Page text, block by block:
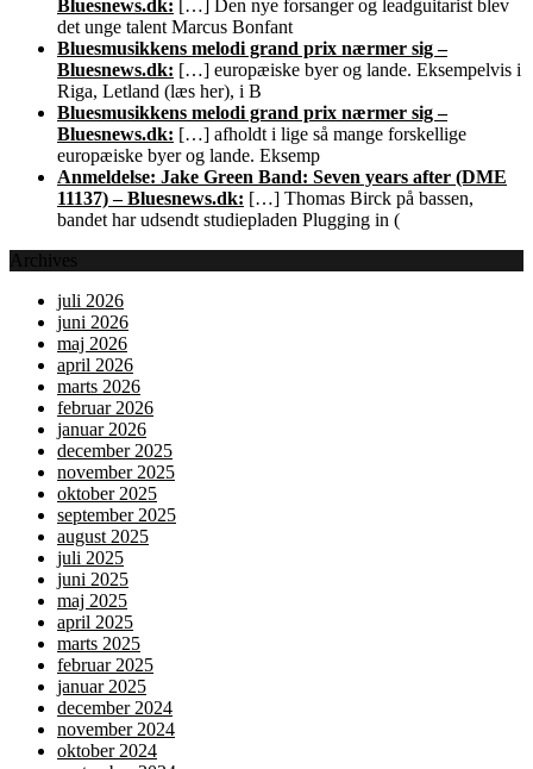
Bluesnews.dk: […] Den nye forsanger og leadguitarist blev
det unge talent Marcus Bonfant
Bluesmusikkens melodi grand prix nærmer sig –
Bluesnews.dk: […] europæiske byer og lande. Eksempelvis i
Riga, Letland (læs her), i B
Bluesmusikkens melodi grand prix nærmer sig –
Bluesnews.dk: […] afholdt i lige så mange forskellige
europæiske byer og lande. Eksemp
Anmeldelse: Jake Green Band: Seven years after (DME
11137) – Bluesnews.dk: […] Thomas Birck på bassen,
bandet har udsendt studiepladen Plugging in (
Archives
juli 2026
juni 2026
maj 2026
april 2026
marts 2026
februar 2026
januar 2026
december 2025
november 2025
oktober 2025
september 2025
august 2025
juli 2025
juni 2025
maj 2025
april 2025
marts 2025
februar 2025
januar 2025
december 2024
november 2024
oktober 2024